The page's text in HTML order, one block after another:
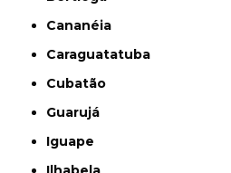
Cananéia
Caraguatatuba
Cubatão
Guarujá
Iguape